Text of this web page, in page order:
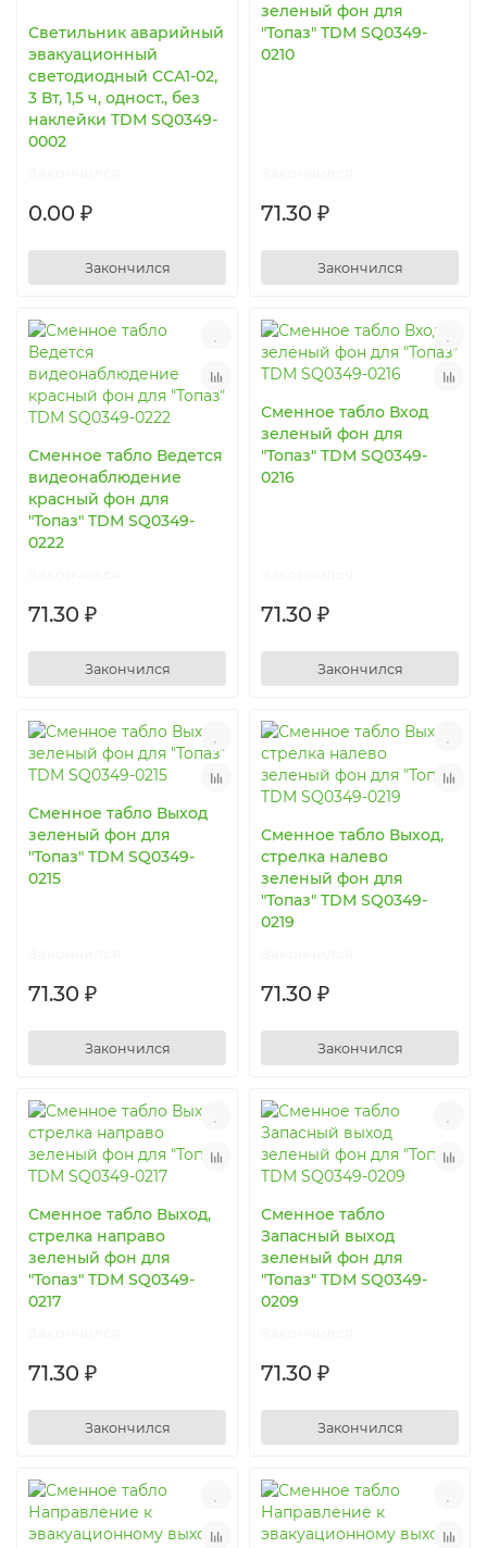
Светильник аварийный
эвакуационный
светодиодный ССА1-02,
3 Вт, 1,5 ч, одност., без
наклейки TDM SQ0349-
0002
0.00 ₽
Закончился
зеленый фон для
"Топаз" TDM SQ0349-
0210
71.30 ₽
Закончился
Сменное табло Ведется
видеонаблюдение
красный фон для
"Топаз" TDM SQ0349-
0222
71.30 ₽
Закончился
Сменное табло Вход
зеленый фон для
"Топаз" TDM SQ0349-
0216
71.30 ₽
Закончился
Сменное табло Выход
зеленый фон для
"Топаз" TDM SQ0349-
0215
71.30 ₽
Закончился
Сменное табло Выход,
стрелка налево
зеленый фон для
"Топаз" TDM SQ0349-
0219
71.30 ₽
Закончился
Сменное табло Выход,
стрелка направо
зеленый фон для
"Топаз" TDM SQ0349-
0217
71.30 ₽
Закончился
Сменное табло
Запасный выход
зеленый фон для
"Топаз" TDM SQ0349-
0209
71.30 ₽
Закончился